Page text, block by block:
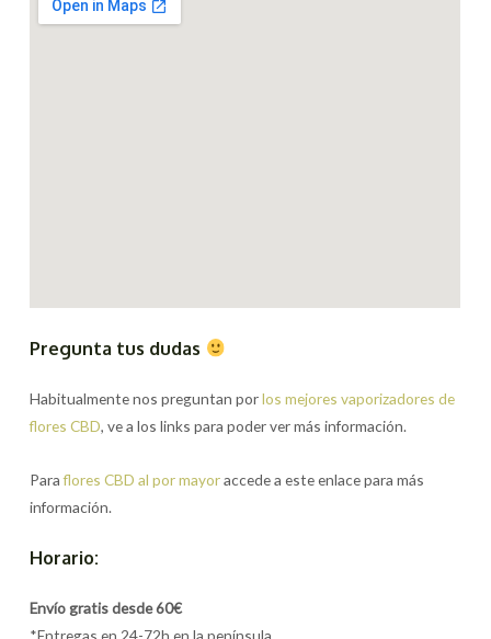
Pregunta tus dudas
Habitualmente nos preguntan porlos mejores vaporizadores de
flores CBD, ve a los links para poder ver más información.
Paraflores CBD al por mayoraccede a este enlace para más
información.
Horario:
Envío gratis desde 60€